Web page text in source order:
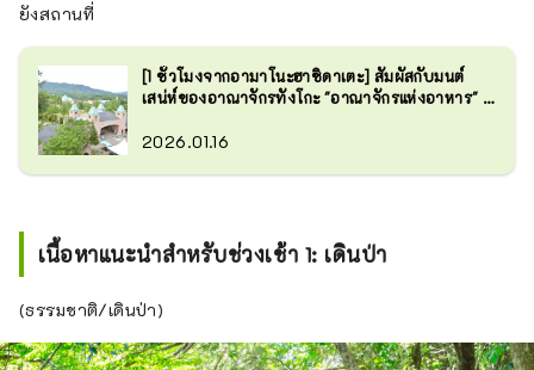
ยังสถานที่
[1 ชั่วโมงจากอามาโนะฮาชิดาเตะ] สัมผัสกับมนต์
เสน่ห์ของอาณาจักรทังโกะ "อาณาจักรแห่งอาหาร" ที่
2026.01.16
เนื้อหาแนะนำสำหรับช่วงเช้า 1: เดินป่า
(ธรรมชาติ/เดินป่า)